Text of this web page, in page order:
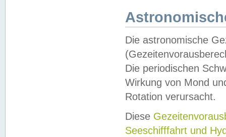
Die astronomische
Die periodischen
Wirkung von Mond
Rotation verursacht.
Diese
Seeschifffahrt und